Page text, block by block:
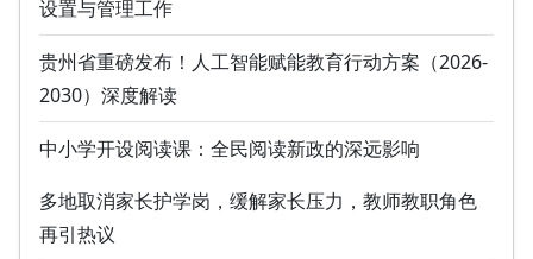
设置与管理工作
贵州省重磅发布！人工智能赋能教育行动方案（2026-
2030）深度解读
中小学开设阅读课：全民阅读新政的深远影响
多地取消家长护学岗，缓解家长压力，教师教职角色
再引热议